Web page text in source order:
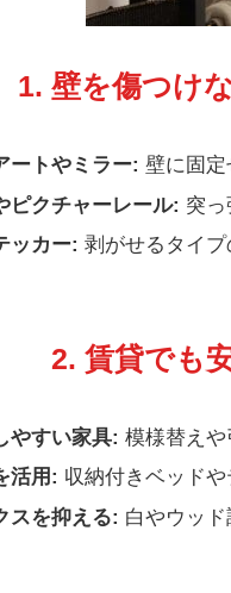
1. 壁を傷つけ
ートやミラー: 壁に固定
ピクチャーレール: 突っ
ッカー: 剥がせるタイプ
2. 賃貸でも
やすい家具: 模様替えや
活用: 収納付きベッドや
スを抑える: 白やウッド